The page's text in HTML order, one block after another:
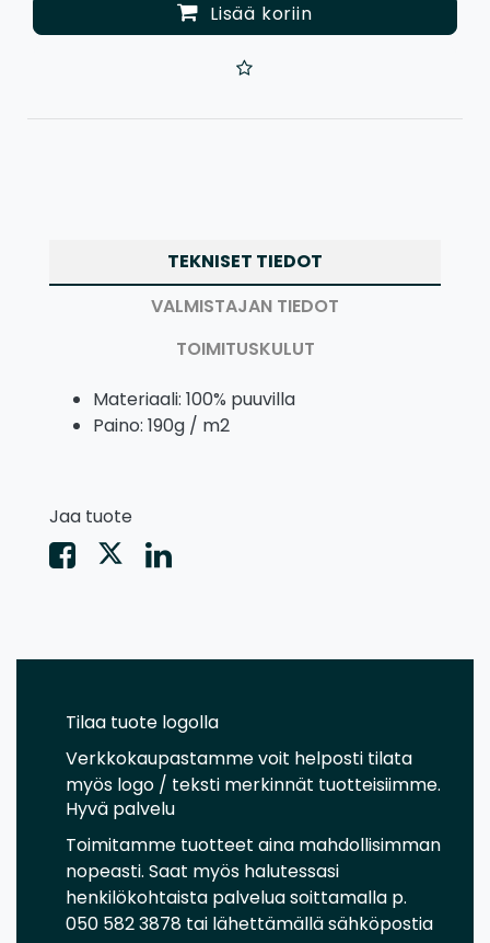
Lisää koriin
TEKNISET TIEDOT
VALMISTAJAN TIEDOT
TOIMITUSKULUT
Materiaali: 100% puuvilla
Paino: 190g / m2
Jaa tuote
Tilaa tuote logolla
Verkkokaupastamme voit helposti tilata
myös logo / teksti merkinnät tuotteisiimme.
Hyvä palvelu
Toimitamme tuotteet aina mahdollisimman
nopeasti. Saat myös halutessasi
henkilökohtaista palvelua soittamalla p.
050 582 3878 tai lähettämällä sähköpostia